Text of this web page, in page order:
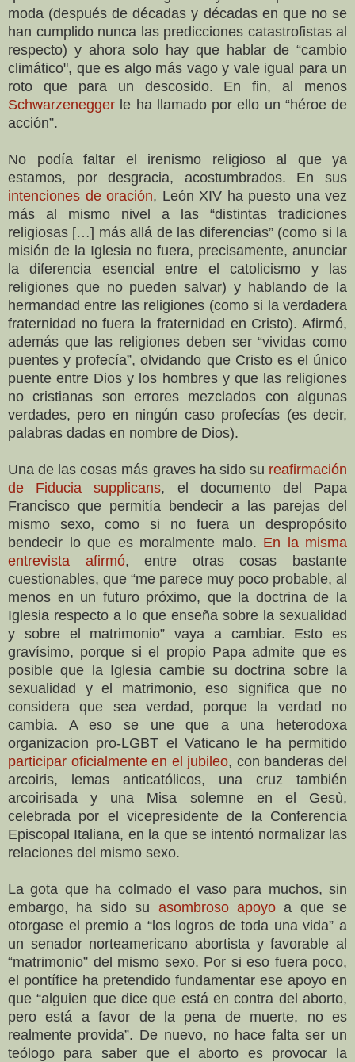
moda (después de décadas y décadas en que no se
han cumplido nunca las predicciones catastrofistas al
respecto) y ahora solo hay que hablar de “cambio
climático", que es algo más vago y vale igual para un
roto que para un descosido. En fin, al menos
Schwarzenegger le ha llamado por ello un “héroe de
acción”.
No podía faltar el irenismo religioso al que ya
estamos, por desgracia, acostumbrados. En sus
intenciones de oración, León XIV ha puesto una vez
más al mismo nivel a las “distintas tradiciones
religiosas […] más allá de las diferencias” (como si la
misión de la Iglesia no fuera, precisamente, anunciar
la diferencia esencial entre el catolicismo y las
religiones que no pueden salvar) y hablando de la
hermandad entre las religiones (como si la verdadera
fraternidad no fuera la fraternidad en Cristo). Afirmó,
además que las religiones deben ser “vividas como
puentes y profecía”, olvidando que Cristo es el único
puente entre Dios y los hombres y que las religiones
no cristianas son errores mezclados con algunas
verdades, pero en ningún caso profecías (es decir,
palabras dadas en nombre de Dios).
Una de las cosas más graves ha sido su reafirmación
de Fiducia supplicans, el documento del Papa
Francisco que permitía bendecir a las parejas del
mismo sexo, como si no fuera un despropósito
bendecir lo que es moralmente malo. En la misma
entrevista afirmó, entre otras cosas bastante
cuestionables, que “me parece muy poco probable, al
menos en un futuro próximo, que la doctrina de la
Iglesia respecto a lo que enseña sobre la sexualidad
y sobre el matrimonio” vaya a cambiar. Esto es
gravísimo, porque si el propio Papa admite que es
posible que la Iglesia cambie su doctrina sobre la
sexualidad y el matrimonio, eso significa que no
considera que sea verdad, porque la verdad no
cambia. A eso se une que a una heterodoxa
organizacion pro-LGBT el Vaticano le ha permitido
participar oficialmente en el jubileo, con banderas del
arcoiris, lemas anticatólicos, una cruz también
arcoirisada y una Misa solemne en el Gesù,
celebrada por el vicepresidente de la Conferencia
Episcopal Italiana, en la que se intentó normalizar las
relaciones del mismo sexo.
La gota que ha colmado el vaso para muchos, sin
embargo, ha sido su asombroso apoyoa que se
otorgase el premio a “los logros de toda una vida” a
un senador norteamericano abortista y favorable al
“matrimonio” del mismo sexo. Por si eso fuera poco,
el pontífice ha pretendido fundamentar ese apoyo en
que “alguien que dice que está en contra del aborto,
pero está a favor de la pena de muerte, no es
realmente provida”. De nuevo, no hace falta ser un
teólogo para saber que el aborto es provocar la